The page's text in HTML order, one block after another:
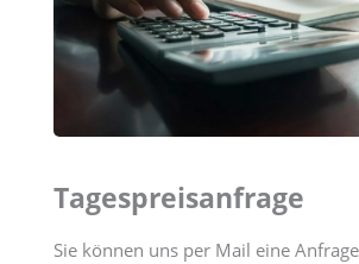
Tagespreisanfrage
Sie können uns per Mail eine